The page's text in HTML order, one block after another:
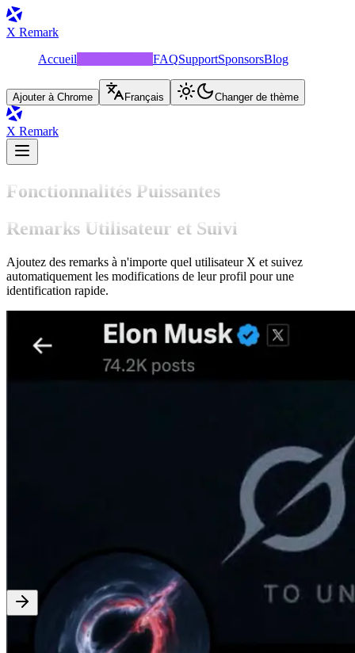
X Remark
Accueil
FAQSupportSponsorsBlog
Ajouter à Chrome Français Changer de thème
X Remark
Fonctionnalités Puissantes
Remarks Utilisateur et Suivi
Ajoutez des remarks à n'importe quel utilisateur X et suivez
automatiquement les modifications de leur profil pour une
identification rapide.
Mise en Évidence par Catégorie